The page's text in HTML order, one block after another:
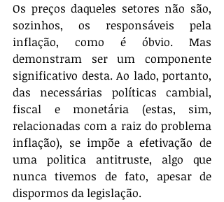
Os preços daqueles setores não são,
sozinhos, os responsáveis pela
inflação, como é óbvio. Mas
demonstram ser um componente
significativo desta. Ao lado, portanto,
das necessárias políticas cambial,
fiscal e monetária (estas, sim,
relacionadas com a raiz do problema
inflação), se impõe a efetivação de
uma politica antitruste, algo que
nunca tivemos de fato, apesar de
dispormos da legislação.